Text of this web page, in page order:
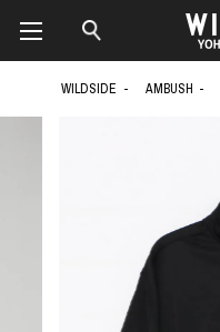
WILDSIDE AMBUSH